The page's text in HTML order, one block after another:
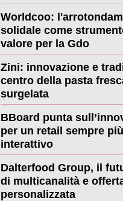
Worldcoo:
solidale come
valore per la Gdo
Zini: innovazione e
centro della pasta
surgelata
BBoard punta
per un retail sempre più
interattivo
Dalterfood Group, il
di multicanalità e
personalizzata